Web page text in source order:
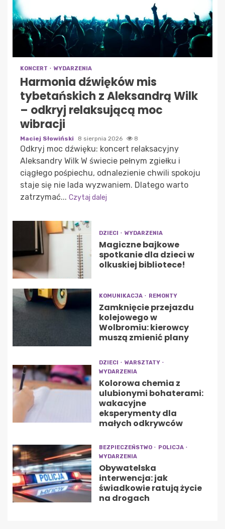
KONCERT WYDARZENIA
Harmonia dźwięków mis
tybetańskich z Aleksandrą Wilk
– odkryj relaksującą moc
wibracji
Maciej Słowiński 8 sierpnia 2026 8
Odkryj moc dźwięku: koncert relaksacyjny
Aleksandry Wilk W świecie pełnym zgiełku i
ciągłego pośpiechu, odnalezienie chwili spokoju
staje się nie lada wyzwaniem. Dlatego warto
zatrzymać... Czytaj dalej
DZIECI WYDARZENIA
Magiczne bajkowe
spotkanie dla dzieci w
olkuskiej bibliotece!
KOMUNIKACJA REMONTY
Zamknięcie przejazdu
kolejowego w
Wolbromiu: kierowcy
muszą zmienić plany
DZIECI
WARSZTATY
WYDARZENIA
Kolorowa chemia z
ulubionymi bohaterami:
wakacyjne
eksperymenty dla
małych odkrywców
BEZPIECZEŃSTWO
POLICJA
WYDARZENIA
Obywatelska
interwencja: jak
świadkowie ratują życie
na drogach